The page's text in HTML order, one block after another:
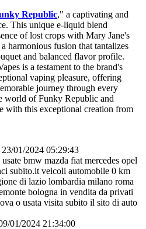
Republic," a captivating and
This unique e-liquid blend
of lost crops with Mary Jane's
harmonious fusion that tantalizes
and balanced flavor profile.
is a testament to the brand's
vaping pleasure, offering
journey through every
world of Funky Republic and
with this exceptional creation from
01/2024 05:29:43
bmw mazda fiat mercedes opel
subito.it veicoli automobile 0 km
di lazio lombardia milano roma
bologna in vendita da privati
o usata visita subito il sito di auto
01/2024 21:34:00